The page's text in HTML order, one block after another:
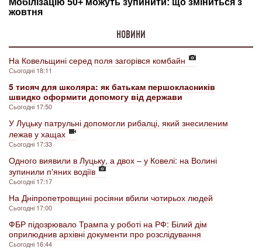
НОВИНИ
На Ковельщині серед поля загорівся комбайн
Сьогодні 18:11
5 тисяч для школяра: як батькам першокласників
швидко оформити допомогу від держави
Сьогодні 17:50
У Луцьку патрульні допомогли рибалці, який знесиленим
лежав у хащах
Сьогодні 17:33
Одного виявили в Луцьку, а двох – у Ковелі: на Волині
зупинили п'яних водіїв
Сьогодні 17:17
На Дніпропетровщині росіяни вбили чотирьох людей
Сьогодні 17:00
ФБР підозрювало Трампа у роботі на РФ: Білий дім
оприлюднив архівні документи про розслідування
Сьогодні 16:44